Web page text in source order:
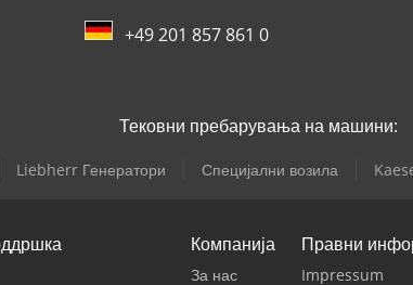
+49 201 857 861 0
Тековни пребарувања на машини:
Liebherr Генератори Специјални возила
Компанија
За нас
Правни
Impressum